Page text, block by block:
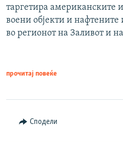
таргетира американските
воени објекти и
во регионот на Заливот и
прочитај повеќе
Сподели